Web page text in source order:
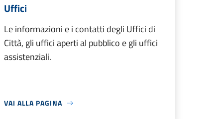
Uffici
Le informazioni e i contatti degli Uffici di
Città, gli uffici aperti al pubblico e gli uffici
assistenziali.
VAI ALLA PAGINA